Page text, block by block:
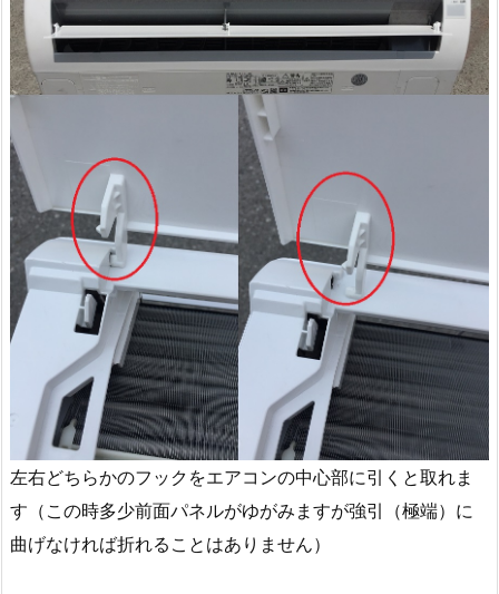
左右どちらかのフックをエアコンの中心部に引くと取れま
す（この時多少前面パネルがゆがみますが強引（極端）に
曲げなければ折れることはありません）